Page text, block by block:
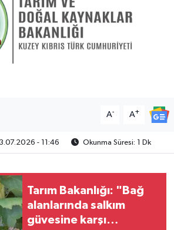
A- A+
- 11:46 Okunma Süresi: 1 Dk
Tarım Bakanlığı: "Bağ
alanlarında salkım
güvesine karşı